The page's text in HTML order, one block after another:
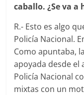
caballo. ¿Se va a
R.- Esto es algo
Policía Nacional.
Como apuntaba,
apoyada desde el
Policía Nacional
mixtas con un